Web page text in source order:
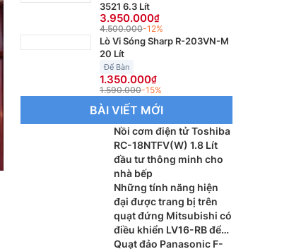
3521 6.3 Lít
3.950.000
4.500.000-12%
Lò Vi Sóng Sharp R-203VN-M
20 Lít
Để Bàn
1.350.000
1.590.000-15%
BÀI VIẾT MỚI
Nồi cơm điện tử Toshiba
RC-18NTFV(W) 1.8 Lít
đầu tư thông minh cho
nhà bếp
Những tính năng hiện
đại được trang bị trên
quạt đứng Mitsubishi có
điều khiển LV16-RB để
thấy được lý do khách
Quạt đảo Panasonic F-